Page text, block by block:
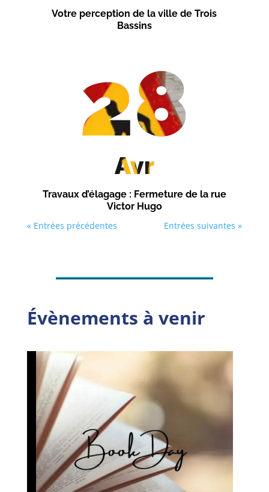
Votre perception de la ville de Trois
Bassins
Travaux d’élagage : Fermeture de la rue
Victor Hugo
28
Avr
« Entrées précédentes Entrées suivantes »
Évènements à venir